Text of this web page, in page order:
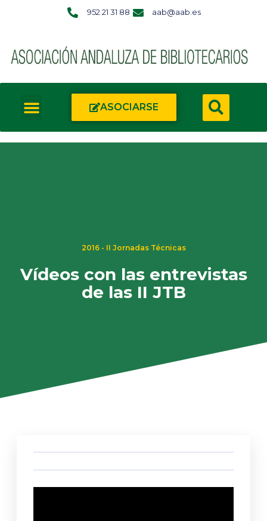
952 21 31 88 aab@aab.es
ASOCIARSE
2016 - II Jornadas Técnicas
Vídeos con las entrevistas
de las II JTB